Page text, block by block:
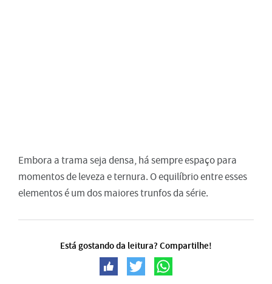
Embora a trama seja densa, há sempre espaço para
momentos de leveza e ternura. O equilíbrio entre esses
elementos é um dos maiores trunfos da série.
Está gostando da leitura? Compartilhe!